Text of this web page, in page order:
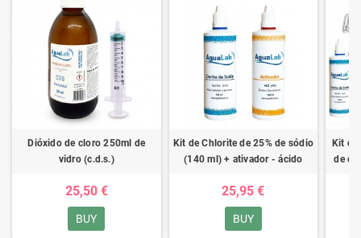
Dióxido de cloro 250ml de
vidro (c.d.s.)
25,50 €
BUY
Kit de Chlorite de 25% de sódio
(140 ml) + ativador - ácido
25,95 €
BUY
Kit de
de